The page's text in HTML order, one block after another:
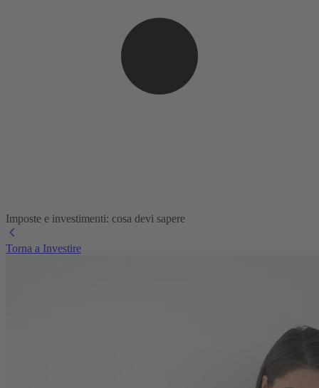
Imposte e investimenti: cosa devi sapere
Torna a Investire